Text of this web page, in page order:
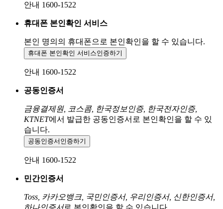
안내 1600-1522
휴대폰 본인확인 서비스
본인 명의의 휴대폰으로 본인확인을 할 수 있습니다.
휴대폰 본인확인 서비스인증하기
안내 1600-1522
공동인증서
금융결제원, 코스콤, 한국정보인증, 한국전자인증,
KTNET에서 발급한 공동인증서로 본인확인을 할 수 있
습니다.
공동인증서 인증하기
안내 1600-1522
민간인증서
Toss, 카카오뱅크, 국민인증서, 우리인증서, 신한인증서,